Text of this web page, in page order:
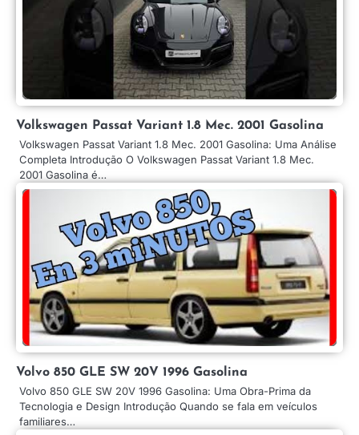
Volkswagen Passat Variant 1.8 Mec. 2001 Gasolina
Volkswagen Passat Variant 1.8 Mec. 2001 Gasolina: Uma Análise
Completa Introdução O Volkswagen Passat Variant 1.8 Mec.
2001 Gasolina é…
Volvo 850 GLE SW 20V 1996 Gasolina
Volvo 850 GLE SW 20V 1996 Gasolina: Uma Obra-Prima da
Tecnologia e Design Introdução Quando se fala em veículos
familiares…